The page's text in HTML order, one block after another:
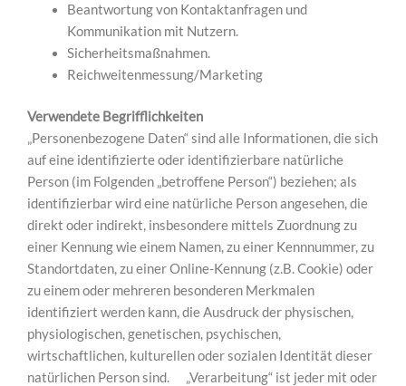
Beantwortung von Kontaktanfragen und
Kommunikation mit Nutzern.
Sicherheitsmaßnahmen.
Reichweitenmessung/Marketing
Verwendete Begrifflichkeiten
„Personenbezogene Daten“ sind alle Informationen, die sich
auf eine identifizierte oder identifizierbare natürliche
Person (im Folgenden „betroffene Person“) beziehen; als
identifizierbar wird eine natürliche Person angesehen, die
direkt oder indirekt, insbesondere mittels Zuordnung zu
einer Kennung wie einem Namen, zu einer Kennnummer, zu
Standortdaten, zu einer Online-Kennung (z.B. Cookie) oder
zu einem oder mehreren besonderen Merkmalen
identifiziert werden kann, die Ausdruck der physischen,
physiologischen, genetischen, psychischen,
wirtschaftlichen, kulturellen oder sozialen Identität dieser
natürlichen Person sind. „Verarbeitung“ ist jeder mit oder